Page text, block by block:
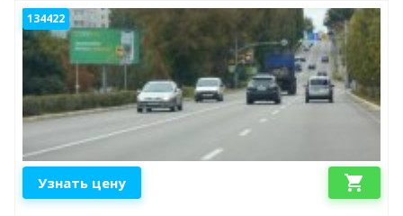
134422
Узнать цену shopping_cart